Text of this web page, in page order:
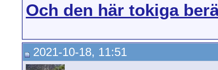
Och den här tokiga
2021-10-18, 11:51